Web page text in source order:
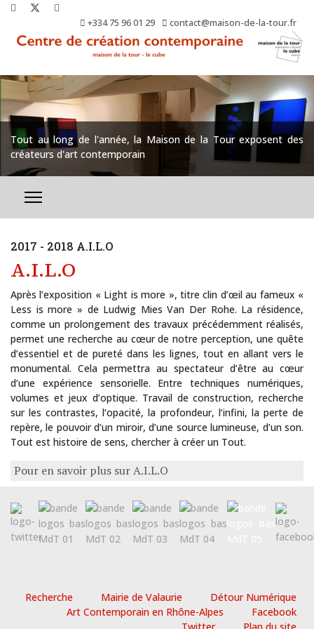
+334 75 96 01 29 contact@maison-de-la-tour.fr
Tout au long de l'année, la Maison de la Tour exposent des
créateurs d'art contemporain
2017 - 2018 A.I.L.O
A.I.L.O
Après l’exposition « Light is more », titre clin d’œil au fameux «
Less is more » de Ludwig Mies Van Der Rohe. La résidence,
comme un prolongement des travaux précédemment réalisés,
permet une recherche au cœur de notre perception, une quête
d’essentiel et de pureté dans les lignes, tout en allant vers le
monumental. Cela permettra au spectateur d’être au cœur
d’une expérience sensorielle. Entre techniques numériques,
volumes et jeux d’optique. Travail de construction, recherche
sur les contrastes, l’opacité, la profondeur, l’infini, la perte de
repère, le pouvoir d’un miroir, d’une source lumineuse, d’un son.
Tout est histoire de sens, chercher à créer un Tout.
Pour en savoir plus sur A.I.L.O
Recherche Mairie de Valaurie
Détour Numérique
Art Contemporain en Rhône-Alpes
Facebook